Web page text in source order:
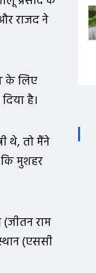
राजद ने
के लिए
है।
थे, तो मैंने
मुशहर
राम
(एससी